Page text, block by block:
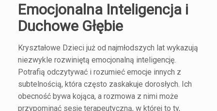
Emocjonalna Inteligencja i
Duchowe Głębie
Kryształowe Dzieci już od najmłodszych lat wykazują
niezwykle rozwiniętą emocjonalną inteligencję.
Potrafią odczytywać i rozumieć emocje innych z
subtelnością, która często zaskakuje dorosłych. Ich
obecność bywa kojąca, a rozmowa z nimi może
przypominać sesję terapeutyczną, w której to ty,